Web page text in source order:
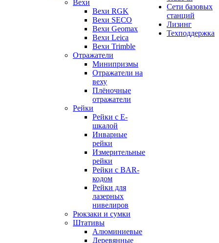
Вехи
Вехи RGK
Вехи SECO
Вехи Geomax
Вехи Leica
Вехи Trimble
Отражатели
Минипризмы
Отражатели на
веху
Плёночные
отражатели
Рейки
Рейки с E-
шкалой
Инварные
рейки
Измерительные
рейки
Рейки с BAR-
кодом
Рейки для
лазерных
нивелиров
Рюкзаки и сумки
Штативы
Алюминиевые
Деревянные
Сети базовых
станций
Лизинг
Техподдержка